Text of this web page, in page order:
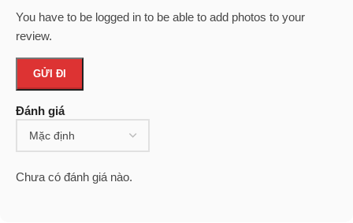
Đánh giá
Chưa có đánh giá nào.
You have to be logged in to be able to add photos to your
review.